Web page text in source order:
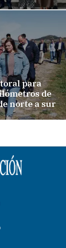
para
de
norte a sur